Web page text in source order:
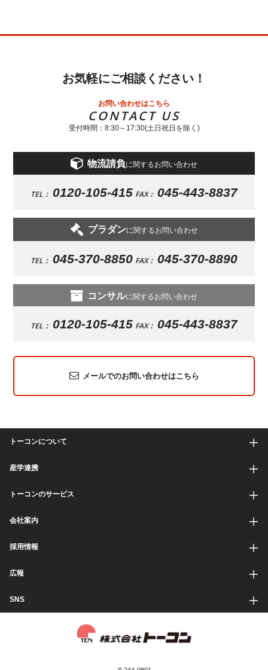
お気軽にご相談ください！
お問い合わせはこちら
CONTACT US
受付時間：8:30～17:30(土日祝日を除く)
物流請負に関するお問い合わせ
TEL： 0120-105-415 FAX： 045-443-8837
プラダンに関するお問い合わせ
TEL： 045-370-8850 FAX： 045-370-8890
コンサルに関するお問い合わせ
TEL： 0120-105-415 FAX： 045-443-8837
メールでのお問い合わせはこちら
トーコンについて
産学連携
トーコンのサービス
会社案内
採用情報
広報
SNS